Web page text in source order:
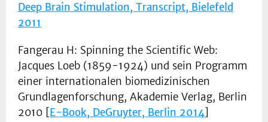
Deep Brain Stimulation, Transcript, Bielefeld
2011
Fangerau H: Spinning the Scientific Web:
Jacques Loeb (1859-1924) und sein Programm
einer internationalen biomedizinischen
Grundlagenforschung, Akademie Verlag, Berlin
2010 [E-Book, DeGruyter, Berlin 2014]